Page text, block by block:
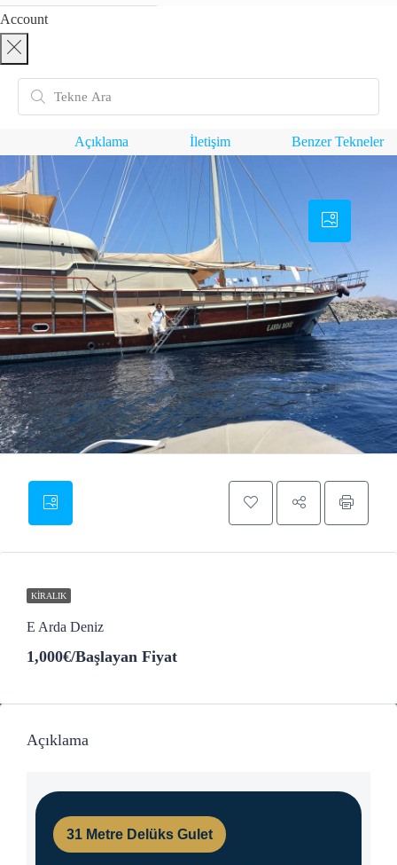
Account
Açıklama İletişim Benzer Tekneler
KIRALIK
E Arda Deniz
1,000€/Başlayan Fiyat
Açıklama
31 Metre Delüks Gulet